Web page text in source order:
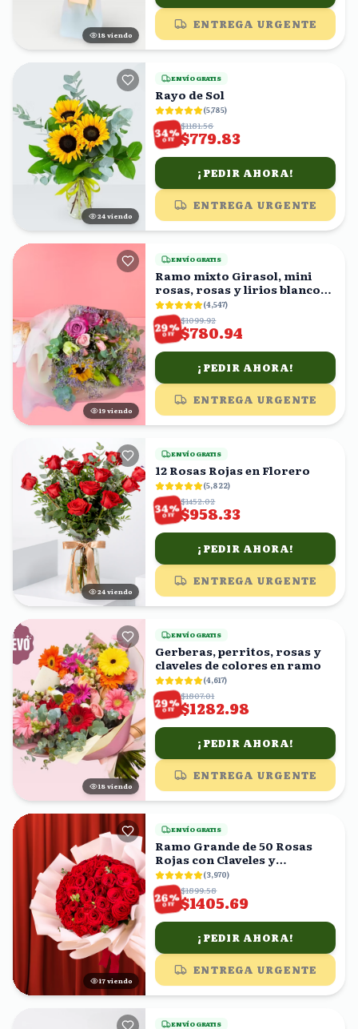
19 viendo
ENTREGA URGENTE
24 viendo
ENVÍO GRATIS
Rayo de Sol
(5,785)
34%
OFF
$1181.56
$779.83
¡PEDIR AHORA!
ENTREGA URGENTE
18 viendo
ENVÍO GRATIS
Ramo mixto Girasol, mini
rosas, rosas y lirios blancos
en ramo(4,547)
29%
OFF
$1099.92
$780.94
¡PEDIR AHORA!
ENTREGA URGENTE
23 viendo
ENVÍO GRATIS
12 Rosas Rojas en Florero
(5,822)
34%
OFF
$1452.02
$958.33
¡PEDIR AHORA!
ENTREGA URGENTE
19 viendo
ENVÍO GRATIS
Gerberas, perritos, rosas y
claveles de colores en ramo
(4,617)
29%
OFF
$1807.01
$1282.98
¡PEDIR AHORA!
ENTREGA URGENTE
17 viendo
ENVÍO GRATIS
Ramo Grande de 50 Rosas
Rojas con Claveles y
Eucalipto
(3,970)
26%
OFF
$1899.58
$1405.69
¡PEDIR AHORA!
ENTREGA URGENTE
ENVÍO GRATIS